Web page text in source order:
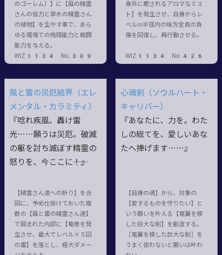
のゴーレム）】に【風の精霊
さんの協力と草木の精霊さん
の植物】を生やす事で、あら
ゆる環境での飛翔能力と戦闘
能力を与える。
WIZ1134 No.309
身共に癒されるアロマなミス
ト】を発生させ、自身からレ
ベルm半径内の味方全員の負
傷を回復し、再行動させる。
WIZ1134 No.426
風と雷の災厄結界（エレ
メンタル・カラミティ）
『唸れ疾風、轟け雷
光……願うは災厄。破滅
の躯を討ち滅ぼす精霊の
怒りを、今ここに――！』
【精霊さん達への祈り】を合
図に、予め仕掛けておいた複
数の【風と雷の精霊さん達】
で囲まれた内部に【竜巻を発
生させ、最大でレベル×５回
の雷】を落とし、極大ダメー
心魂剣（ソウルハート・
キャリバー）
『あなたに、力を。わた
しの総てを、愛しいあな
たへ捧げます……』
【自身の魂】から、対象の
【愛するものを守りたい】と
いう願いを叶える【竜翼を模
した巨大な剣】を創造する。
［竜翼を模した巨大な剣］を
うまく使わないと願いは叶わ